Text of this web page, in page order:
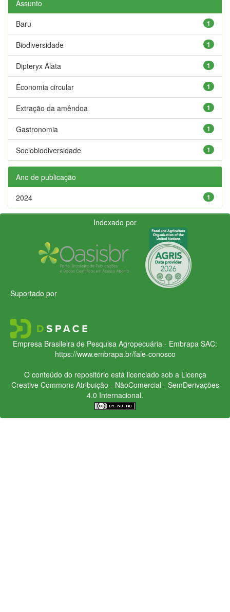
Assunto
1
Baru
1
Biodiversidade
1
Dipteryx Alata
1
Economia circular
1
Extração da amêndoa
1
Gastronomia
1
Sociobiodiversidade
Ano de publicação
1
2024
Indexado por
Suportado por
Empresa Brasileira de Pesquisa Agropecuária - Embrapa SAC:
https://www.embrapa.br/fale-conosco
O conteúdo do repositório está licenciado sob a Licença
Creative CommonsAtribuição - NãoComercial - SemDerivações
4.0 Internacional.